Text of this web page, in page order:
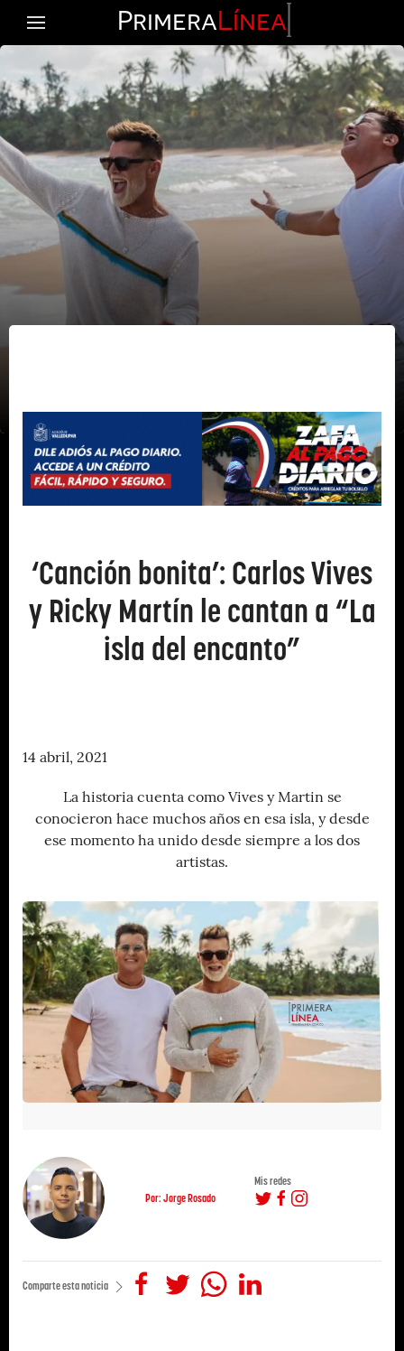
PrimeraLínea
‘Canción bonita’: Carlos Vives
y Ricky Martín le cantan a “La
isla del encanto”
14 abril, 2021
La historia cuenta como Vives y Martin se
conocieron hace muchos años en esa isla, y desde
ese momento ha unido desde siempre a los dos
artistas.
Por: Jorge Rosado
Mis redes
Comparte esta noticia